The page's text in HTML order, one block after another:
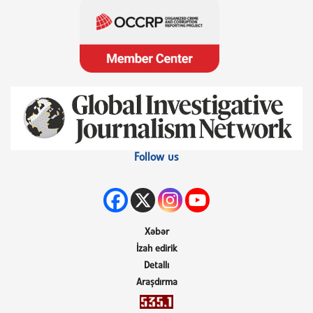
Follow us
Xəbər
İzah edirik
Detallı
Araşdırma